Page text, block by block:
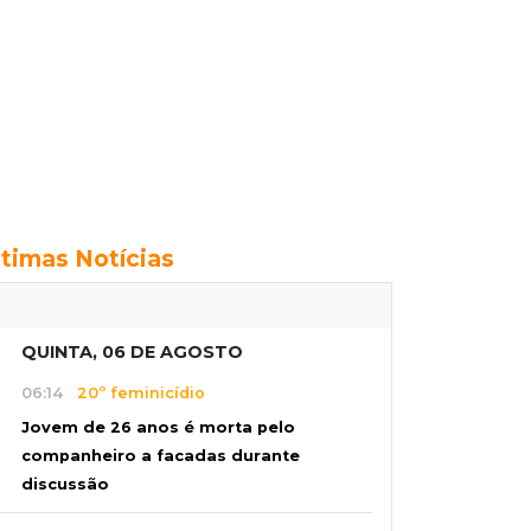
Notícias
QUINTA, 06 DE AGOSTO
06:14 20º feminicídio
Jovem de 26 anos é morta pelo
companheiro a facadas durante
discussão